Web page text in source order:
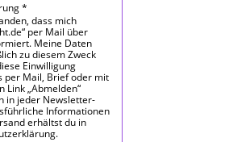
*
dass mich
per Mail über
Meine Daten
zu diesem Zweck
Einwilligung
per Mail, Brief oder mit
Link „Abmelden“
in jeder Newsletter-
Informationen
erhältst du in